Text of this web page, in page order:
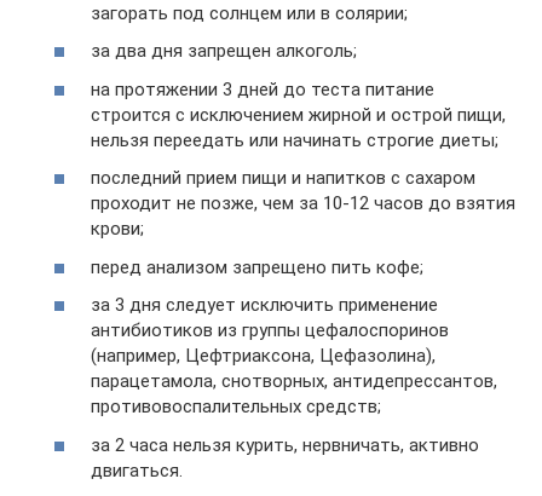
загорать под солнцем или в солярии;
за два дня запрещен алкоголь;
на протяжении 3 дней до теста питание
строится с исключением жирной и острой пищи,
нельзя переедать или начинать строгие диеты;
последний прием пищи и напитков с сахаром
проходит не позже, чем за 10-12 часов до взятия
крови;
перед анализом запрещено пить кофе;
за 3 дня следует исключить применение
антибиотиков из группы цефалоспоринов
(например, Цефтриаксона, Цефазолина),
парацетамола, снотворных, антидепрессантов,
противовоспалительных средств;
за 2 часа нельзя курить, нервничать, активно
двигаться.